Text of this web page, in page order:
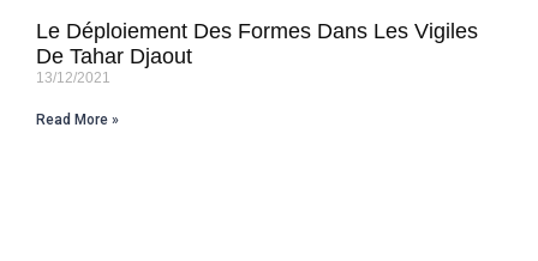
Le Déploiement Des Formes Dans Les Vigiles
De Tahar Djaout
13/12/2021
Read More »